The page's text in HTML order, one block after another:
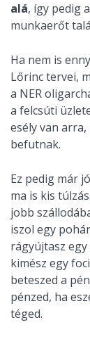
alá, így pedig
munkaerőt
Ha nem is
Lőrinc tervei,
a NER
a felcsúti
esély van
befutnak.
Ez pedig már
ma is kis
jobb
iszol egy
rágyújtasz
kimész egy
beteszed a
pénzed, ha
téged.